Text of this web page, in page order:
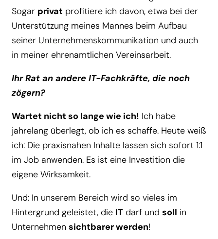
Sogar privat profitiere ich davon, etwa bei der
Unterstützung meines Mannes beim Aufbau
seiner Unternehmenskommunikation und auch
in meiner ehrenamtlichen Vereinsarbeit.
Ihr Rat an andere IT-Fachkräfte, die noch
zögern?
Wartet nicht so lange wie ich! Ich habe
jahrelang überlegt, ob ich es schaffe. Heute weiß
ich: Die praxisnahen Inhalte lassen sich sofort 1:1
im Job anwenden. Es ist eine Investition die
eigene Wirksamkeit.
Und: In unserem Bereich wird so vieles im
Hintergrund geleistet, die IT darf und soll in
Unternehmen sichtbarer werden!